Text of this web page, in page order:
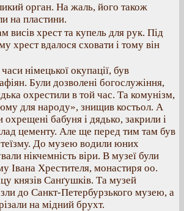
орган. На жаль, його також
на пластини.
висів хрест та купель для рук. Під
хрест вдалося сховати і тому він
німецької окупації, був
Були дозволені богослужіння,
охрестили в той час. Та комунізм,
для народу», знищив костьол. А
бабуня і дядько, закрили і
цементу. Але ще перед тим там був
До музею водили юних
нікчемність віри. В музеї були
Івана Хрестителя, монастиря оо.
князів Санґушків. Та музей
до Санкт-Петербурзького музею, а
на мідний брухт.